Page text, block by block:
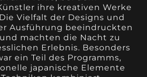
ihre kreativen Werke
Vielfalt der Designs und
Ausführung beeindruckten
machten die Nacht zu
Erlebnis. Besonders
ein Teil des Programms,
japanische Elemente